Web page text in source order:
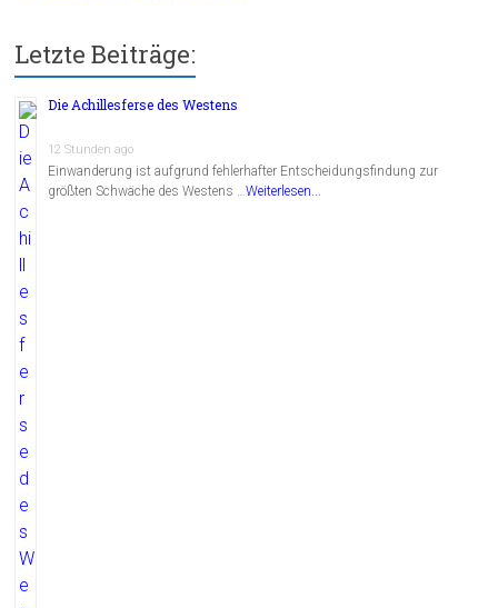
Letzte Beiträge:
Die Achillesferse des Westens
12 Stunden ago
Einwanderung ist aufgrund fehlerhafter Entscheidungsfindung zur
größten Schwäche des Westens …Weiterlesen...